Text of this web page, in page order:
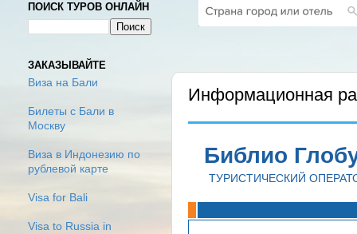
Информационная
Библио
ТУРИСТИЧЕСКИЙ
ПОИСК ТУРОВ ОНЛАЙН
ЗАКАЗЫВАЙТЕ
Виза на Бали
Билеты с Бали в
Москву
Виза в Индонезию по
рублевой карте
Visa for Bali
Visa to Russia in